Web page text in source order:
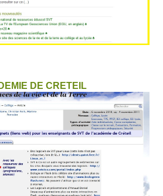
DE CRETEIL